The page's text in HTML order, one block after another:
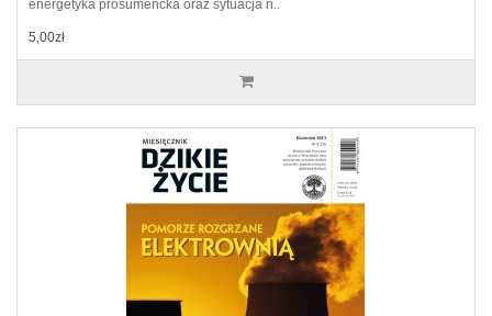
energetyka prosumencka oraz sytuacja n..
5,00zł